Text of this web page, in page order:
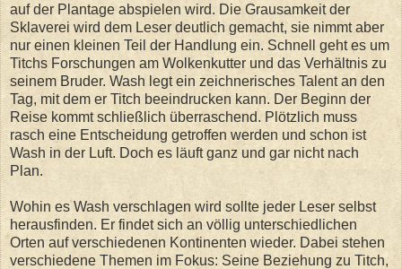
auf der Plantage abspielen wird. Die Grausamkeit der
Sklaverei wird dem Leser deutlich gemacht, sie nimmt aber
nur einen kleinen Teil der Handlung ein. Schnell geht es um
Titchs Forschungen am Wolkenkutter und das Verhältnis zu
seinem Bruder. Wash legt ein zeichnerisches Talent an den
Tag, mit dem er Titch beeindrucken kann. Der Beginn der
Reise kommt schließlich überraschend. Plötzlich muss
rasch eine Entscheidung getroffen werden und schon ist
Wash in der Luft. Doch es läuft ganz und gar nicht nach
Plan.
Wohin es Wash verschlagen wird sollte jeder Leser selbst
herausfinden. Er findet sich an völlig unterschiedlichen
Orten auf verschiedenen Kontinenten wieder. Dabei stehen
verschiedene Themen im Fokus: Seine Beziehung zu Titch,